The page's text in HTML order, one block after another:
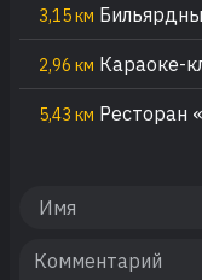
3,15 км
2,96 км Караоке-
5,43 км Ресторан